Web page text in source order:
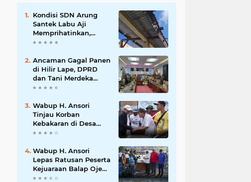
Kondisi SDN Arung
Santek Labu Aji
Memprihatinkan,
Warga Dorong
Lakukan Asesmen dan
Rehabilitasi
Ancaman Gagal Panen
di Hilir Lape, DPRD
dan Tani Merdeka
Dorong Perbaikan
Wabup H. Ansori
Tinjau Korban
Kebakaran di Desa
Kerekeh, Ajak
Tingkatkan
Kewaspadaan
terhadap Instalasi
Listrik
Wabup H. Ansori
Lepas Ratusan Peserta
Kejuaraan Balap Ojek
Gabah di Maronge,